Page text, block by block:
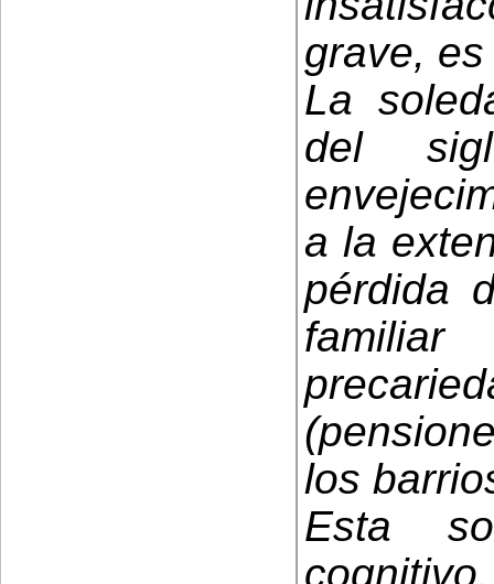
grave,
La
del
a la
pérdida
los
Esta